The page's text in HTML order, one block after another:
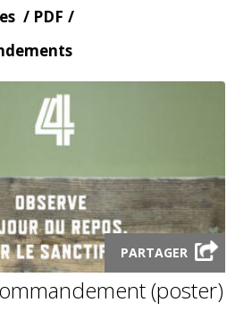
Content
PDF
Launch
audio
modal
PARTAGER
(poster)